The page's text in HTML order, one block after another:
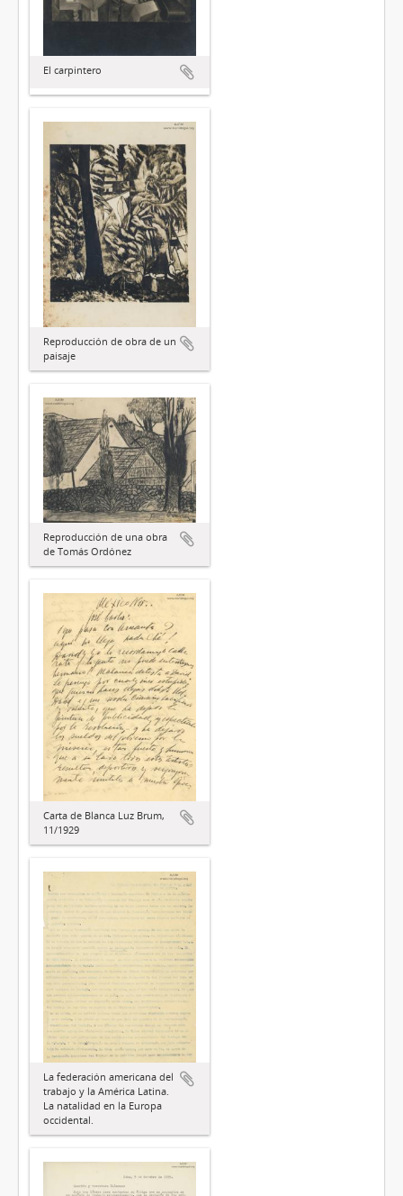
El carpintero
Reproducción de obra de un
paisaje
Reproducción de una obra
de Tomás Ordónez
Carta de Blanca Luz Brum,
11/1929
La federación americana del
trabajo y la América Latina.
La natalidad en la Europa
occidental.